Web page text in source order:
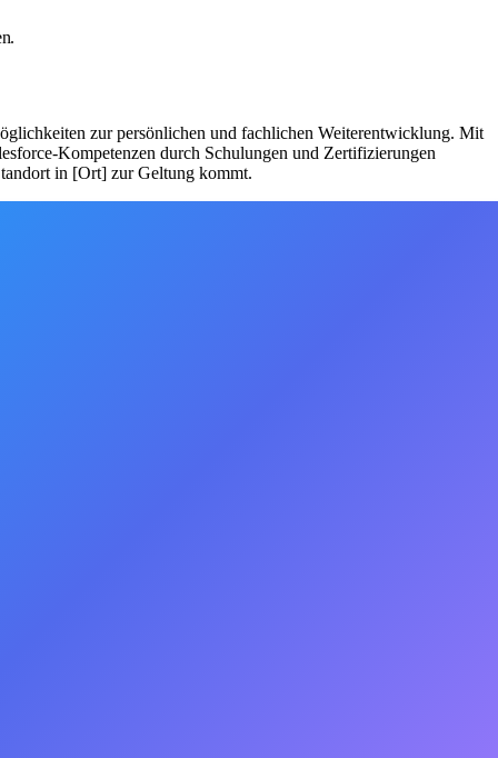
zur persönlichen und fachlichen Weiterentwicklung. Mit
Kompetenzen durch Schulungen und Zertifizierungen
in [Ort] zur Geltung kommt.